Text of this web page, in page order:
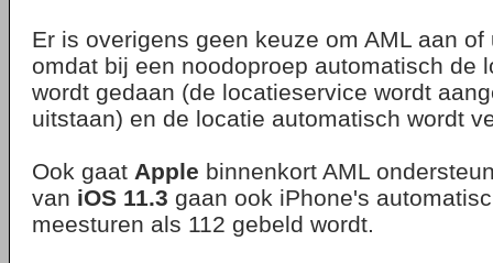
Er is overigens geen keuze om AML aan of
omdat bij een noodoproep automatisch de
wordt gedaan (de locatieservice wordt
uitstaan) en de locatie automatisch wordt
Ook gaat Apple binnenkort AML
van iOS 11.3 gaan ook iPhone's
meesturen als 112 gebeld wordt.